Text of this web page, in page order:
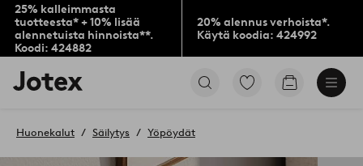
25% kalleimmasta
tuotteesta* + 10% lisää
alennetuista hinnoista**.
Koodi: 424882
20% alennus verhoista*.
Käytä koodia: 424992
Jotex-
logo
aloitussivulle
Siirry
Siirry
Huonekalut Säilytys Yöpöydät